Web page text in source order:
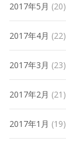
2017年5月 (20)
2017年4月 (22)
2017年3月 (23)
2017年2月 (21)
2017年1月 (19)